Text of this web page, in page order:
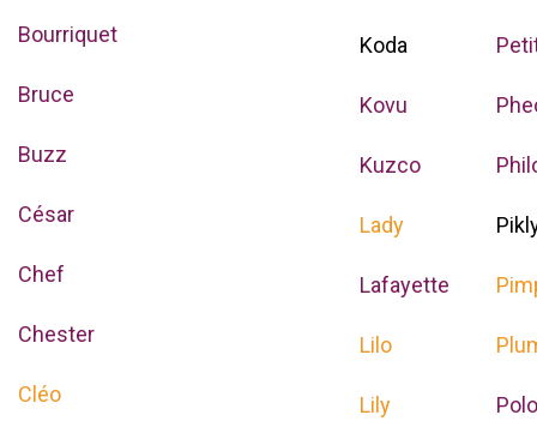
Bourriquet
Bruce
Buzz
César
Chef
Chester
Cléo
Koda
Kovu
Kuzco
Lady
Lafayette
Lilo
Lily